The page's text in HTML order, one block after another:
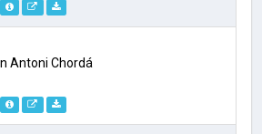
Antoni Chordá